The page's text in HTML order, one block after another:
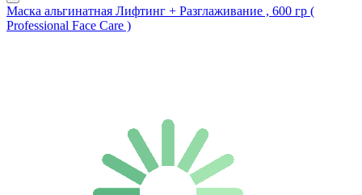
Маска альгинатная Лифтинг + Разглаживание , 600 гр (
Professional Face Care )